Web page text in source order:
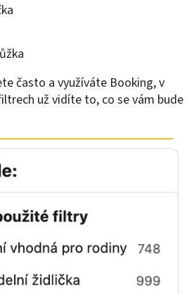
často a využíváte Booking, v
už vidíte to, co se vám bude